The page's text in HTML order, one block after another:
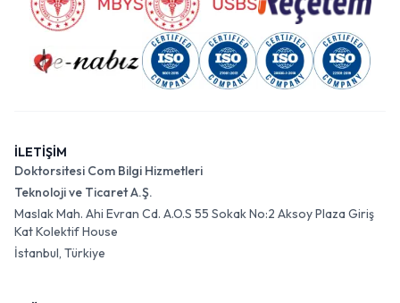
İLETİŞİM
Doktorsitesi Com Bilgi Hizmetleri
Teknoloji ve Ticaret A.Ş.
Maslak Mah. Ahi Evran Cd. A.O.S 55 Sokak No:2 Aksoy Plaza Giriş
Kat Kolektif House
İstanbul, Türkiye